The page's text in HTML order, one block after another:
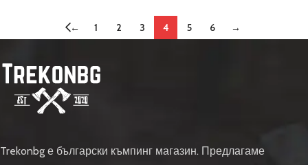
← 1 2 3 4 5 6 →
Trekonbg е български къмпинг магазин. Предлагаме